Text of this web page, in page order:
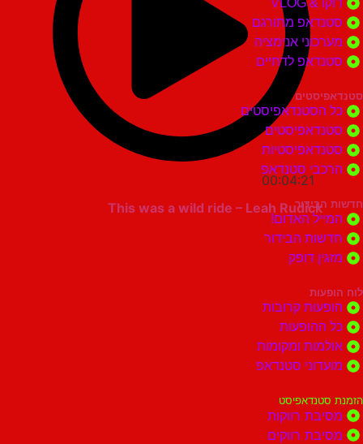
00:04:21
This was a wild ride – Leah Rudick
מתורגם
אנימציה
לדתיים
סטנדאפ
האדום!
הבידור
דופק
קרובות
ומקומות
סטנדאפ
רווקות
רווקים